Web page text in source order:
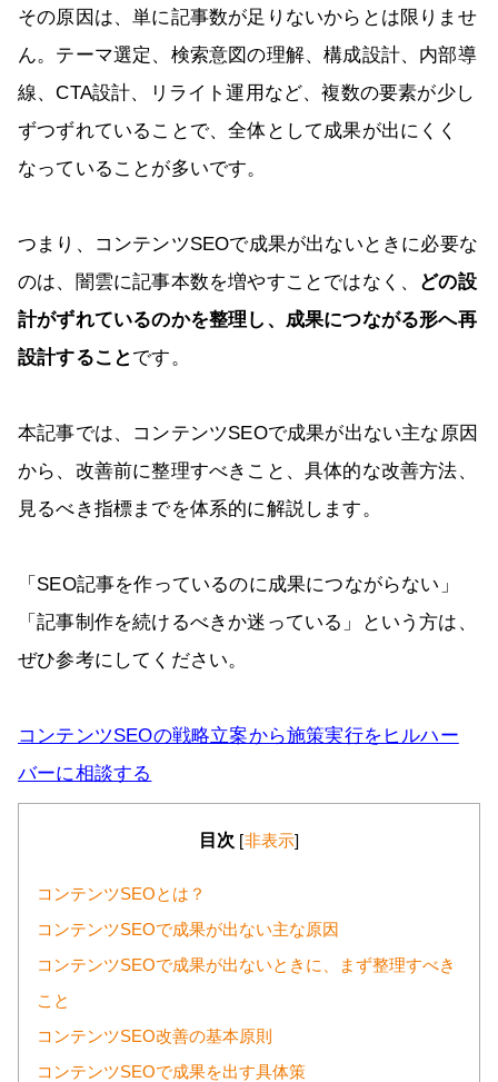
その原因は、単に記事数が足りないからとは限りませ
ん。テーマ選定、検索意図の理解、構成設計、内部導
線、CTA設計、リライト運用など、複数の要素が少し
ずつずれていることで、全体として成果が出にくく
なっていることが多いです。
つまり、コンテンツSEOで成果が出ないときに必要な
のは、闇雲に記事本数を増やすことではなく、 どの設
計がずれているのかを整理し、成果につながる形へ再
設計することです。
本記事では、コンテンツSEOで成果が出ない主な原因
から、改善前に整理すべきこと、具体的な改善方法、
見るべき指標までを体系的に解説します。
「SEO記事を作っているのに成果につながらない」
「記事制作を続けるべきか迷っている」という方は、
ぜひ参考にしてください。
コンテンツSEOの戦略立案から施策実行をヒルハー
バーに相談する
目次 [非表示]
コンテンツSEOとは？
コンテンツSEOで成果が出ない主な原因
コンテンツSEOで成果が出ないときに、まず整理すべき
こと
コンテンツSEO改善の基本原則
コンテンツSEOで成果を出す具体策